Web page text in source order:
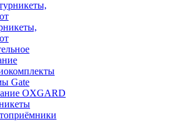
Gate
OXGARD